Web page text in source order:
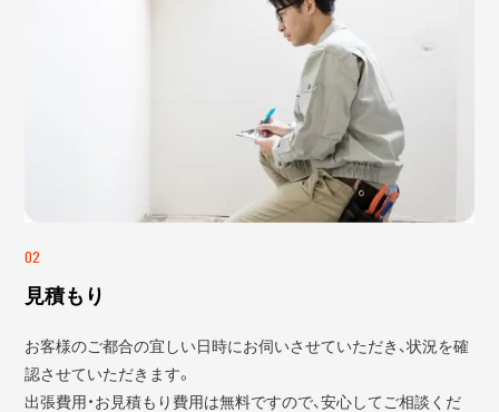
02
見積もり
お客様のご都合の宜しい日時にお伺いさせていただき、状況を確
認させていただきます。
出張費用・お見積もり費用は無料ですので、安心してご相談くだ